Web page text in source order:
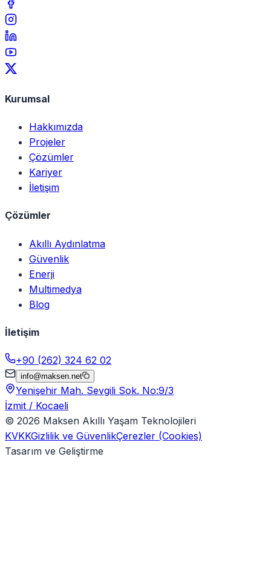
Kurumsal
Hakkımızda
Projeler
Çözümler
Kariyer
İletişim
Çözümler
Akıllı Aydınlatma
Güvenlik
Enerji
Multimedya
Blog
İletişim
+90 (262) 324 62 02
info@maksen.net
Yenişehir Mah. Sevgili Sok. No:9/3
İzmit / Kocaeli
© 2026 Maksen Akıllı Yaşam Teknolojileri
KVKKGizlilik ve GüvenlikÇerezler (Cookies)
Tasarım ve Geliştirme